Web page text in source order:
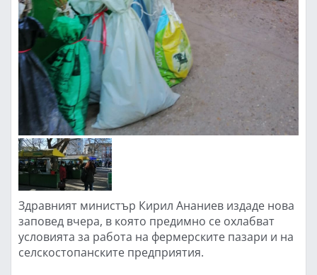
Здравният министър Кирил Ананиев издаде нова
заповед вчера, в която предимно се охлабват
условията за работа на фермерските пазари и на
селскостопанските предприятия.